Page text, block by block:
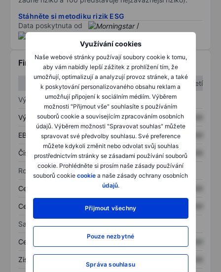
Využívání cookies
Naše webové stránky používají soubory cookie k tomu,
aby vám nabídly lepší zážitek z prohlížení tím, že
umožňují, optimalizují a analyzují provoz stránek, a také
k poskytování personalizovaného obsahu reklam a
umožňují připojení k sociálním médiím. Výběrem
možnosti "Přijmout vše" souhlasíte s používáním
souborů cookie a souvisejícím zpracováním osobních
údajů. Výběrem možnosti "Spravovat souhlas" můžete
spravovat své předvolby souhlasu. Své preference
můžete kdykoli změnit nebo odvolat svůj souhlas
prostřednictvím stránky se zásadami používání souborů
cookie. Prohlédněte si prosím naše zásady používání
souborů cookie cookie a naše zásady ochrany osobních
údajů.
Přijmout všechny
Pouze nezbytné
Správa souhlasu
Stáhněte si metodiku rizik ESG
Data poskytnuta od
/
Finanční informace
1. čtvrtletí
2. čtvrtletí
Výkaz zisku a ztráty
Výnos XXXXXXX XXXXXXX
EBITDA XXXXXXX XXXXXXX
Čistý příjem XXXXXXX XXXXXXX
Rozvaha
Celková aktiva XXXXXXX
Celkový dluh XXXXXXX
Sazby
Cena/tržby XXXXXXX
Zisk na akcii